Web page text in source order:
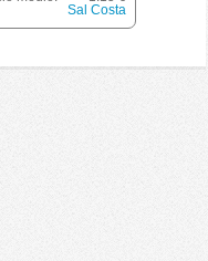
Sal Costa